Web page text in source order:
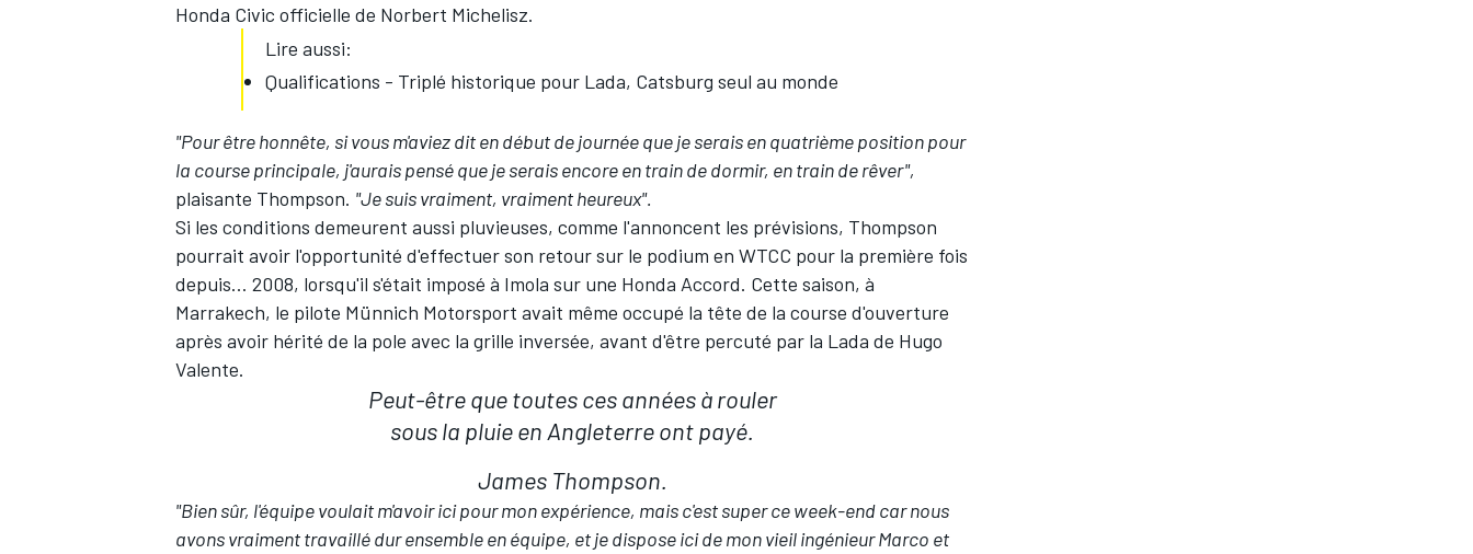
Honda Civic officielle de Norbert Michelisz.
Lire aussi:
Qualifications - Triplé historique pour Lada, Catsburg seul au monde
"Pour être honnête, si vous m'aviez dit en début de journée que je serais en quatrième position pour
la course principale, j'aurais pensé que je serais encore en train de dormir, en train de rêver",
plaisante Thompson. "Je suis vraiment, vraiment heureux".
Si les conditions demeurent aussi pluvieuses, comme l'annoncent les prévisions, Thompson
pourrait avoir l'opportunité d'effectuer son retour sur le podium en WTCC pour la première fois
depuis… 2008, lorsqu'il s'était imposé à Imola sur une Honda Accord. Cette saison, à
Marrakech, le pilote Münnich Motorsport avait même occupé la tête de la course d'ouverture
après avoir hérité de la pole avec la grille inversée, avant d'être percuté par la Lada de Hugo
Valente.
Peut-être que toutes ces années à rouler
sous la pluie en Angleterre ont payé.
James Thompson.
"Bien sûr, l'équipe voulait m'avoir ici pour mon expérience, mais c'est super ce week-end car nous
avons vraiment travaillé dur ensemble en équipe, et je dispose ici de mon vieil ingénieur Marco et